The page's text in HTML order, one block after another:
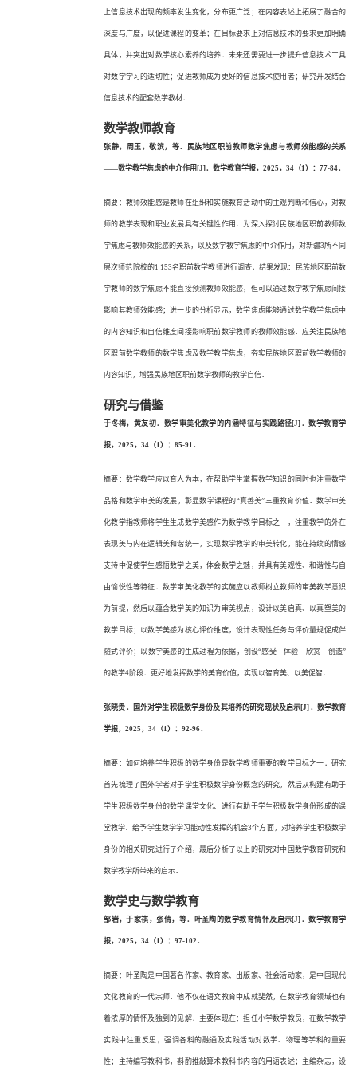
上信息技术出现的频率发生变化，分布更广泛；在内容表述上拓展了融合的
深度与广度，以促进课程的变革；在目标要求上对信息技术的要求更加明确
具体，并突出对数学核心素养的培养．未来还需要进一步提升信息技术工具
对数学学习的适切性；促进教师成为更好的信息技术使用者；研究开发结合
信息技术的配套数学教材．
数学教师教育
张静，周玉，敬滨，等．民族地区职前教师数学焦虑与教师效能感的关系
——数学教学焦虑的中介作用[J]．数学教育学报，2025，34（1）：77-84．
摘要：教师效能感是教师在组织和实施教育活动中的主观判断和信心，对教
师的教学表现和职业发展具有关键性作用．为深入探讨民族地区职前教师数
学焦虑与教师效能感的关系，以及数学教学焦虑的中介作用，对新疆3所不同
层次师范院校的1 153名职前数学教师进行调查．结果发现：民族地区职前数
学教师的数学焦虑不能直接预测教师效能感，但可以通过数学教学焦虑间接
影响其教师效能感；进一步的分析显示，数学焦虑能够通过数学教学焦虑中
的内容知识和自信维度间接影响职前数学教师的教师效能感．应关注民族地
区职前数学教师的数学焦虑及数学教学焦虑，夯实民族地区职前数学教师的
内容知识，增强民族地区职前数学教师的教学自信．
研究与借鉴
于冬梅，黄友初．数学审美化教学的内涵特征与实践路径[J]．数学教育学
报，2025，34（1）：85-91．
摘要：数学教学应以育人为本，在帮助学生掌握数学知识的同时也注重数学
品格和数学审美的发展，彰显数学课程的“真善美”三重教育价值．数学审美
化教学指教师将学生生成数学美感作为数学教学目标之一，注重教学的外在
表现美与内在逻辑美和谐统一，实现数学教学的审美转化，能在持续的情感
支持中促使学生感悟数学之美，体会数学之魅，并具有美观性、和谐性与自
由愉悦性等特征．数学审美化教学的实施应以教师树立教师的审美教学意识
为前提，然后以蕴含数学美的知识为审美视点，设计以美启真、以真塑美的
教学目标；以数学美感为核心评价维度，设计表现性任务与评价量规促成伴
随式评价；以数学美感的生成过程为依据，创设“感受—体验—欣赏—创造”
的教学4阶段．更好地发挥数学的美育价值，实现以智育美、以美促智．
张晓贵．国外对学生积极数学身份及其培养的研究现状及启示[J]．数学教育
学报，2025，34（1）：92-96．
摘要：如何培养学生积极的数学身份是数学教师重要的教学目标之一．研究
首先梳理了国外学者对于学生积极数学身份概念的研究，然后从构建有助于
学生积极数学身份的数学课堂文化、进行有助于学生积极数学身份形成的课
堂教学、给予学生数学学习能动性发挥的机会3个方面，对培养学生积极数学
身份的相关研究进行了介绍，最后分析了以上的研究对中国数学教育研究和
数学教学所带来的启示．
数学史与数学教育
邹岩，于家祺，张倩，等．叶圣陶的数学教育情怀及启示[J]．数学教育学
报，2025，34（1）：97-102．
摘要：叶圣陶是中国著名作家、教育家、出版家、社会活动家，是中国现代
文化教育的一代宗师．他不仅在语文教育中成就斐然，在数学教育领域也有
着浓厚的情怀及独到的见解．主要体现在：担任小学数学教员，在数学教学
实践中注重反思，强调各科的融通及实践活动对数学、物理等学科的重要
性；主持编写教科书，斟酌推敲算术教科书内容的用语表述；主编杂志，设